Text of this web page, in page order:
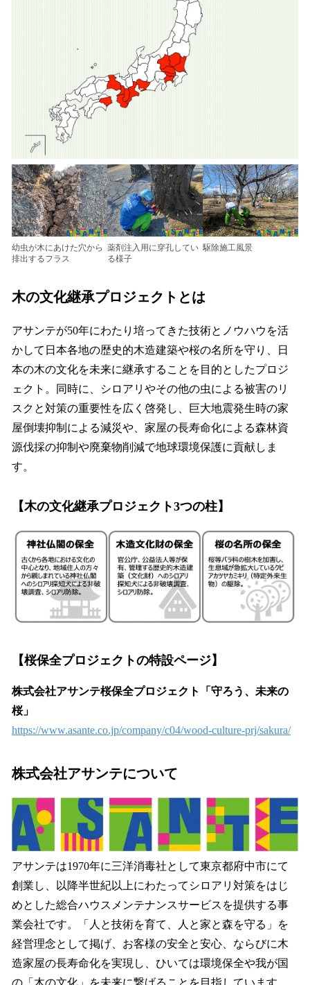
幼虫が木にあけた穴から
排出するフラス
薬剤注入用に穿孔してい
る様子
駆除施工風景
木の文化継承プロジェクトとは
アサンテが50年にわたり培ってきた技術とノウハウを活
かして日本各地の歴史的木造建築や桜の名所を守り、日
本の木の文化を未来に継承することを目的としたプロジ
ェクト。同時に、シロアリやその他の虫による被害のリ
スクと対策の重要性を広く啓発し、巨大地震発生時の家
屋倒壊抑制による減災や、家屋の長寿命化による森林資
源伐採の抑制や廃棄物削減で地球環境保護に貢献しま
す。
【木の文化継承プロジェクト3つの柱】
【桜保全プロジェクトの特設ページ】
株式会社アサンテ桜保全プロジェクト「守ろう、未来の
桜」
https://www.asante.co.jp/company/c04/wood-culture-prj/sakura/
株式会社アサンテについて
アサンテは1970年に三洋消毒社として東京都府中市にて
創業し、以降半世紀以上にわたってシロアリ対策をはじ
めとした総合ハウスメンテナンスサービスを提供する事
業会社です。「人と技術を育て、人と家と森を守る」を
経営理念として掲げ、お客様の安全と安心、ならびに木
造家屋の長寿命化を実現し、ひいては環境保全や我が国
の「木の文化」を未来に繋げることを目指しています。